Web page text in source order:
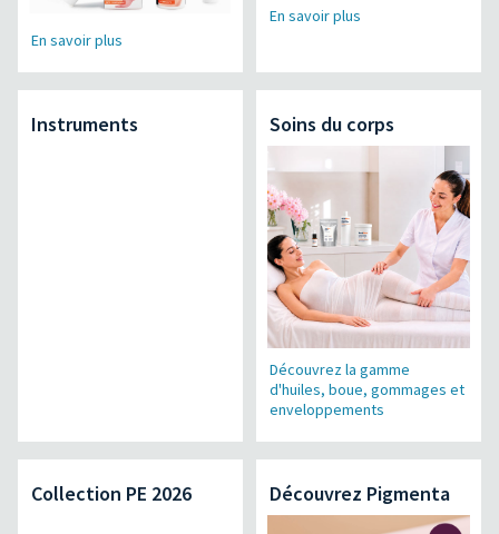
En savoir plus
En savoir plus
Instruments Soins du corps
Découvrez la gamme
d'huiles, boue, gommages et
enveloppements
Collection PE 2026 Découvrez Pigmenta